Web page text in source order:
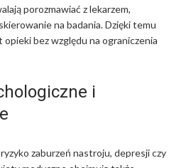
porozmawiać z lekarzem,
na badania. Dzięki temu
bez względu na ograniczenia
i
zaburzeń nastroju, depresji czy